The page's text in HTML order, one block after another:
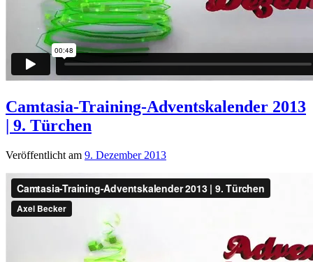
Camtasia-Training-Adventskalender 2013
| 9. Türchen
Veröffentlicht am 9. Dezember 2013